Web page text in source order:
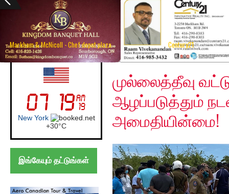
Markham & McNicoll - Chef depot plaza Century21
UK (London)
London
+24°C
இங்கேயும் தட்டுங்கள்
Monday, August 3,
முல்லைத்தீவு
ஆழப்படுத்தும்
அமைதியின்மை!